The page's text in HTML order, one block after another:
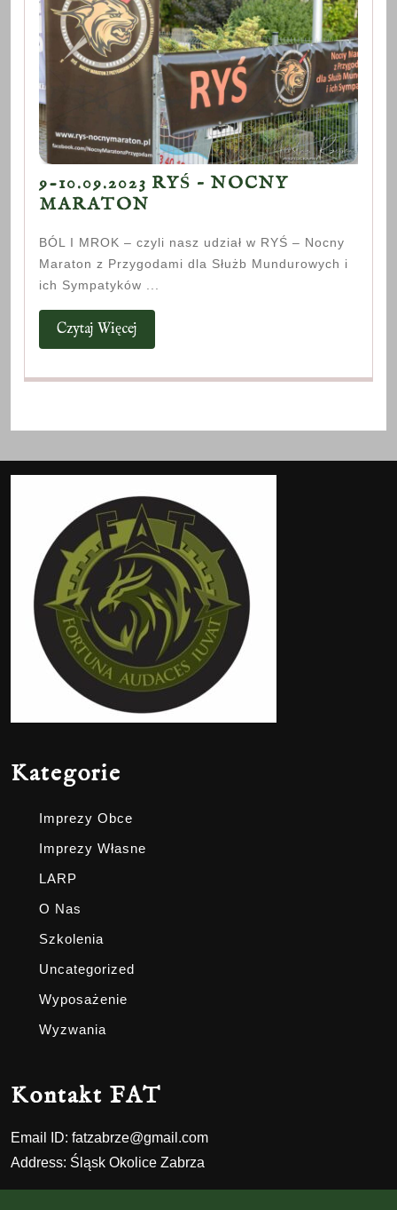
9-10.09.2023 RYŚ – NOCNY
MARATON
RYŚ
–
NOCNY
MARATON
BÓL I MROK – czyli nasz udział w RYŚ – Nocny
Maraton z Przygodami dla Służb Mundurowych i
ich Sympatyków ...
Czytaj Więcej
Więcej
Kategorie
Imprezy Obce
Imprezy Własne
LARP
O Nas
Szkolenia
Uncategorized
Wyposażenie
Wyzwania
Kontakt FAT
Email ID: fatzabrze@gmail.com
Address: Śląsk Okolice Zabrza